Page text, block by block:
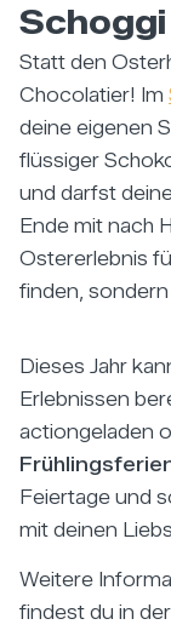
Statt den
Chocolatier! Im
deine eigenen
flüssiger
und darfst
Ende mit nach
Ostererlebnis
finden,
Dieses Jahr
Erlebnissen
actiongeladen
Feiertage und
mit deinen
Weitere
findest du in